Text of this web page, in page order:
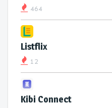
464
Listflix
12
Kibi Connect